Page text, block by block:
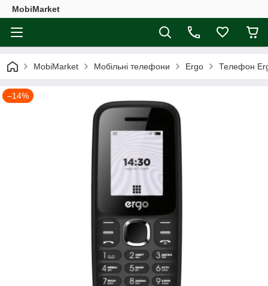
MobiMarket
MobiMarket Мобільні телефони Ergo Телефон
–14%